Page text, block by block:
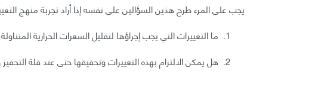
يجب على المرء طرح هذين السؤالين على نفسه إذا أراد تجربة منهج
ما التغييرات التي يجب إجراؤها لتقليل السعرات الحرارية المتناولة أو حرقها بمعدل
هل يمكن الالتزام بهذه التغييرات وتحقيقها حتى عند قلة التحفيز